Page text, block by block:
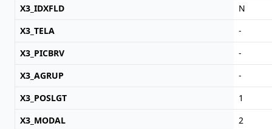
X3_IDXFLD
N
X3_TELA
-
X3_PICBRV
-
X3_AGRUP
-
X3_POSLGT
1
X3_MODAL
2